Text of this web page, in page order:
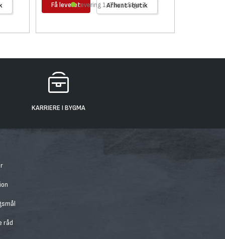
Få leveret Afhent i butik
Levering 1-2 hverdage
KARRIERE I BYGMA
råd